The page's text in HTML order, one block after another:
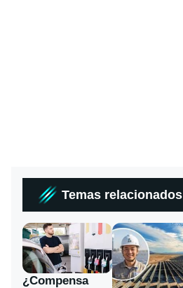
Temas relacionados
¿Compensa